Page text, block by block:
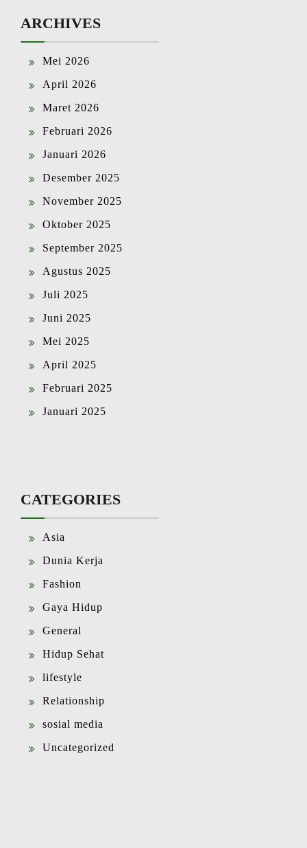
ARCHIVES
Mei 2026
April 2026
Maret 2026
Februari 2026
Januari 2026
Desember 2025
November 2025
Oktober 2025
September 2025
Agustus 2025
Juli 2025
Juni 2025
Mei 2025
April 2025
Februari 2025
Januari 2025
CATEGORIES
Asia
Dunia Kerja
Fashion
Gaya Hidup
General
Hidup Sehat
lifestyle
Relationship
sosial media
Uncategorized